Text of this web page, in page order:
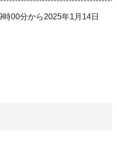
00分から2025年1月14日